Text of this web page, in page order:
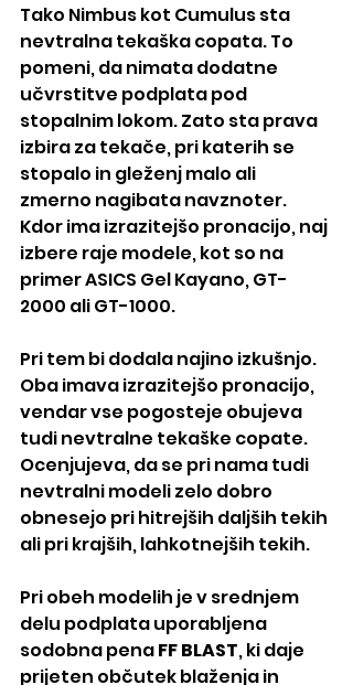
Tako Nimbus kot Cumulus sta
nevtralna tekaška copata. To
pomeni, da nimata dodatne
učvrstitve podplata pod
stopalnim lokom. Zato sta prava
izbira za tekače, pri katerih se
stopalo in gleženj malo ali
zmerno nagibata navznoter.
Kdor ima izrazitejšo pronacijo, naj
izbere raje modele, kot so na
primer ASICS Gel Kayano, GT-
2000 ali GT-1000.
Pri tem bi dodala najino izkušnjo.
Oba imava izrazitejšo pronacijo,
vendar vse pogosteje obujeva
tudi nevtralne tekaške copate.
Ocenjujeva, da se pri nama tudi
nevtralni modeli zelo dobro
obnesejo pri hitrejših daljših tekih
ali pri krajših, lahkotnejših tekih.
Pri obeh modelih je v srednjem
delu podplata uporabljena
sodobna pena FF BLAST, ki daje
prijeten občutek blaženja in